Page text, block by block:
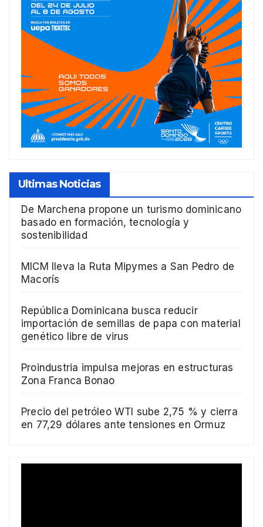
Ultimas Noticias
De Marchena propone un turismo dominicano
basado en formación, tecnología y
sostenibilidad
MICM lleva la Ruta Mipymes a San Pedro de
Macorís
República Dominicana busca reducir
importación de semillas de papa con material
genético libre de virus
Proindustria impulsa mejoras en estructuras
Zona Franca Bonao
Precio del petróleo WTI sube 2,75 % y cierra
en 77,29 dólares ante tensiones en Ormuz